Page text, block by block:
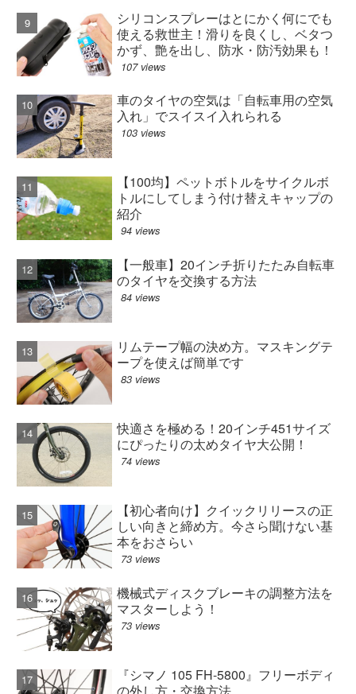
シリコンスプレーはとにかく何にでも
使える救世主！滑りを良くし、ベタつ
かず、艶を出し、防水・防汚効果も！
107 views
車のタイヤの空気は「自転車用の空気
入れ」でスイスイ入れられる
103 views
【100均】ペットボトルをサイクルボ
トルにしてしまう付け替えキャップの
紹介
94 views
【一般車】20インチ折りたたみ自転車
のタイヤを交換する方法
84 views
リムテープ幅の決め方。マスキングテ
ープを使えば簡単です
83 views
快適さを極める！20インチ451サイズ
にぴったりの太めタイヤ大公開！
74 views
【初心者向け】クイックリリースの正
しい向きと締め方。今さら聞けない基
本をおさらい
73 views
機械式ディスクブレーキの調整方法を
マスターしよう！
73 views
『シマノ 105 FH-5800』フリーボディ